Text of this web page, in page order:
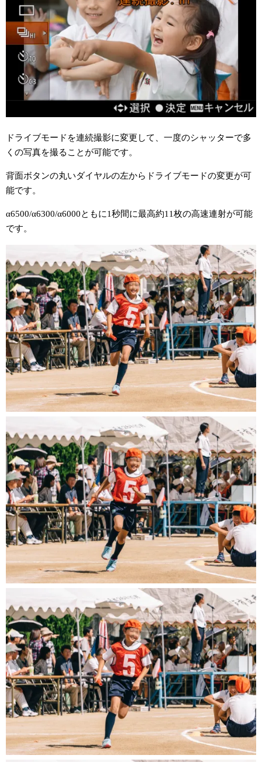
ドライブモードを連続撮影に変更して、一度のシャッターで多
くの写真を撮ることが可能です。
背面ボタンの丸いダイヤルの左からドライブモードの変更が可
能です。
α6500/α6300/α6000ともに1秒間に最高約11枚の高速連射が可能
です。